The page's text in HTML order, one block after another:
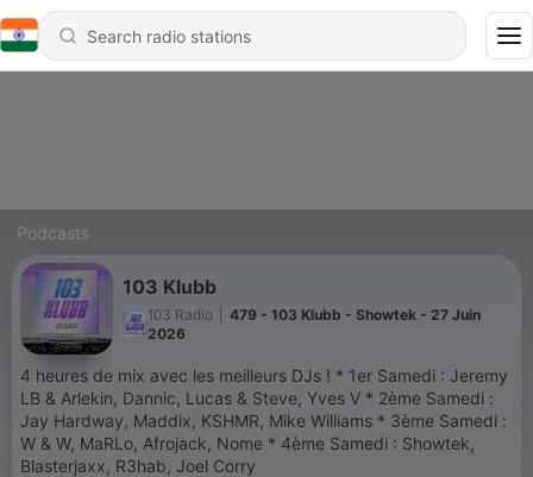
Podcasts
103 Klubb
103 Radio
479 - 103 Klubb - Showtek - 27 Juin
2026
4 heures de mix avec les meilleurs DJs ! * 1er Samedi : Jeremy
LB & Arlekin, Dannic, Lucas & Steve, Yves V * 2ème Samedi :
Jay Hardway, Maddix, KSHMR, Mike Williams * 3ème Samedi :
W & W, MaRLo, Afrojack, Nome * 4ème Samedi : Showtek,
Blasterjaxx, R3hab, Joel Corry